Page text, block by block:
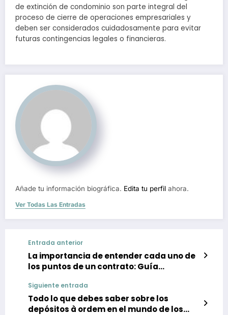
de extinción de condominio son parte integral del
proceso de cierre de operaciones empresariales y
deben ser considerados cuidadosamente para evitar
futuras contingencias legales o financieras.
Añade tu información biográfica. Edita tu perfil ahora.
Ver Todas Las Entradas
Entrada anterior
La importancia de entender cada uno de
los puntos de un contrato: Guía
emprendedores
Siguiente entrada
Todo lo que debes saber sobre los
depósitos à ordem en el mundo de los